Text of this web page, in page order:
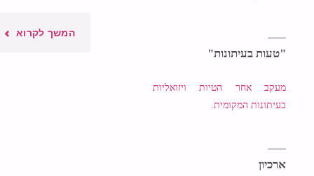
המשך לקרוא
"טעות בעיתונות"
מעקב אחר הטיות ויזואליות
בעיתונות המקומית.
ארכיון